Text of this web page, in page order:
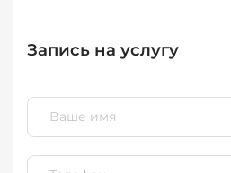
Запись на услугу